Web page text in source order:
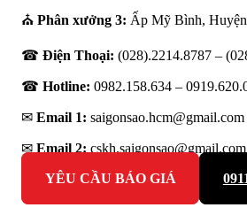
⛪ Phân xưởng 3: Ấp Mỹ Bình,
☎ Điện Thoại: (028).2214.8787 –
☎ Hotline: 0982.158.634 –
✉ Email 1: saigonsao.hcm@gmail.com
✉ Email 2: cskh.saigonsao@gmail.com
YÊU CẦU BÁO GIÁ